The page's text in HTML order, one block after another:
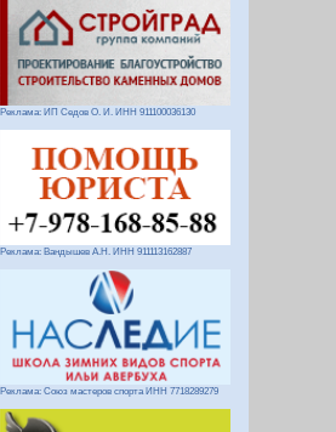
Реклама: ИП Седов О. И. ИНН 911100036130
Реклама: Вандышев А.Н. ИНН 911113162887
Реклама: Союз мастеров спорта ИНН 7718289279